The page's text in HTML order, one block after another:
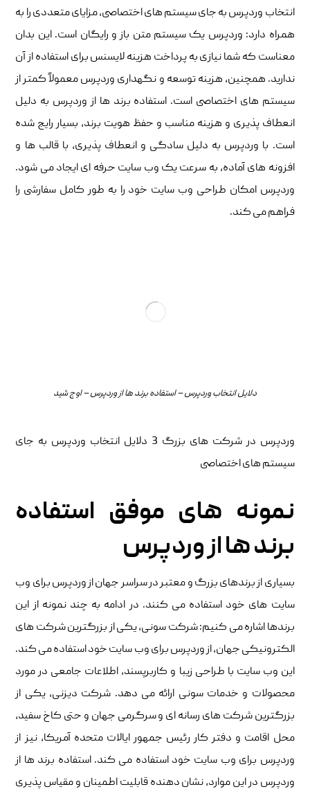
انتخاب وردپرس به جای سیستم های اختصاصی، مزایای متعددی را به
همراه دارد: وردپرس یک سیستم متن باز و رایگان است. این بدان
معناست که شما نیازی به پرداخت هزینه لایسنس برای استفاده از آن
ندارید. همچنین، هزینه توسعه و نگهداری وردپرس معمولاً کمتر از
سیستم های اختصاصی است. استفاده برند ها از وردپرس به دلیل
انعطاف پذیری و هزینه مناسب و حفظ هویت برند، بسیار رایج شده
است. با وردپرس به دلیل سادگی و انعطاف پذیری، با قالب ها و
افزونه های آماده، به سرعت یک وب سایت حرفه ای ایجاد می شود.
وردپرس امکان طراحی وب سایت خود را به طور کامل سفارشی را
فراهم می کند.
دلایل انتخاب وردپرس – استفاده برند ها از وردپرس – اوج شید
وردپرس در شرکت های بزرگ 3 دلایل انتخاب وردپرس به جای
سیستم های اختصاصی
نمونه های موفق استفاده
برند ها از وردپرس
بسیاری از برندهای بزرگ و معتبر در سراسر جهان از وردپرس برای وب
سایت های خود استفاده می کنند. در ادامه به چند نمونه از این
برندها اشاره می کنیم: شرکت سونی، یکی از بزرگترین شرکت های
الکترونیکی جهان، از وردپرس برای وب سایت خود استفاده می کند.
این وب سایت با طراحی زیبا و کاربرپسند، اطلاعات جامعی در مورد
محصولات و خدمات سونی ارائه می دهد. شرکت دیزنی، یکی از
بزرگترین شرکت های رسانه ای و سرگرمی جهان و حتی کاخ سفید،
محل اقامت و دفتر کار رئیس جمهور ایالات متحده آمریکا، نیز از
وردپرس برای وب سایت خود استفاده می کند. استفاده برند ها از
وردپرس در این موارد، نشان دهنده قابلیت اطمینان و مقیاس پذیری